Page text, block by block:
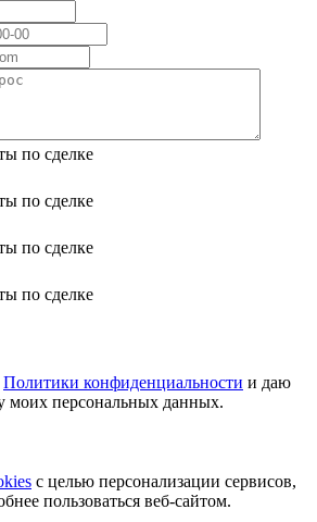
по сделке
по сделке
по сделке
по сделке
Политики конфиденциальности и даю
моих персональных данных.
с целью персонализации сервисов,
пользоваться веб-сайтом.